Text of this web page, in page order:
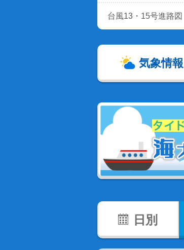
台風13・15号進路図
気象情報
日別